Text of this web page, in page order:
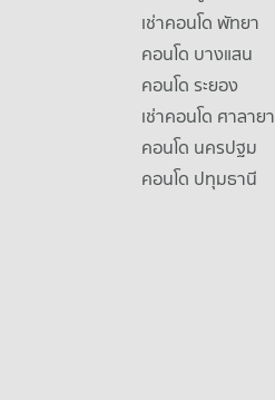
เช่าคอนโด พัทยา
คอนโด บางแสน
คอนโด ระยอง
เช่าคอนโด ศาลายา
คอนโด นครปฐม
คอนโด ปทุมธานี